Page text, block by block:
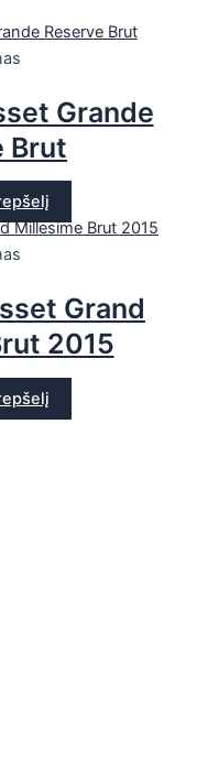
Grande
Brut
Grand
2015